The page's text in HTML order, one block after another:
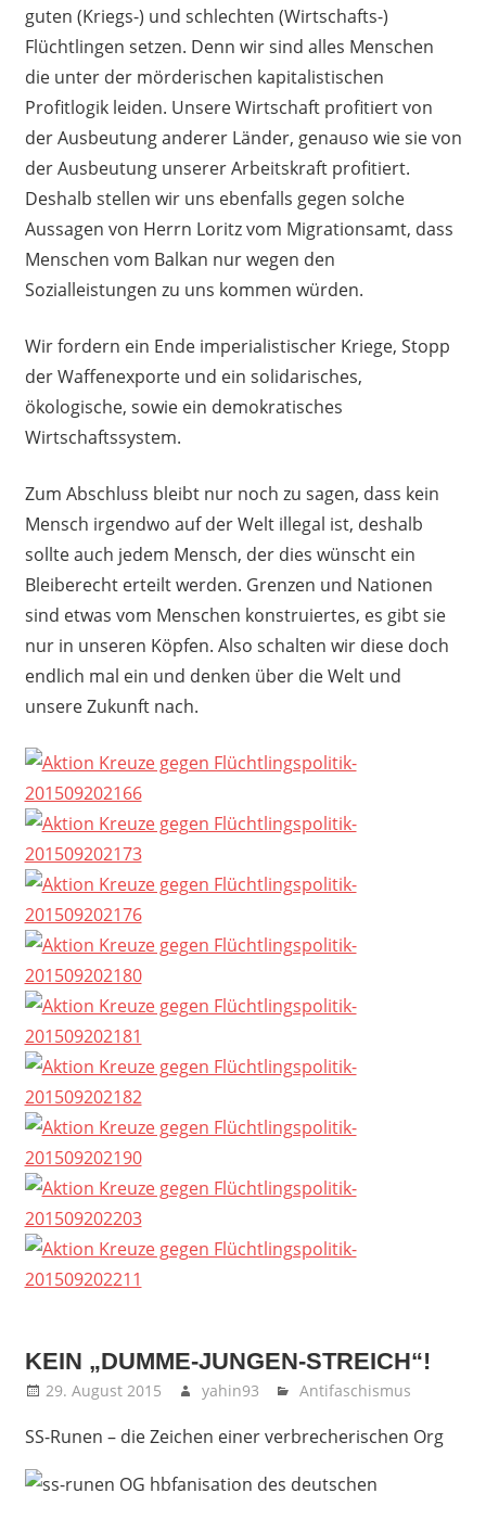
guten (Kriegs-) und schlechten (Wirtschafts-)
Flüchtlingen setzen. Denn wir sind alles Menschen
die unter der mörderischen kapitalistischen
Profitlogik leiden. Unsere Wirtschaft profitiert von
der Ausbeutung anderer Länder, genauso wie sie von
der Ausbeutung unserer Arbeitskraft profitiert.
Deshalb stellen wir uns ebenfalls gegen solche
Aussagen von Herrn Loritz vom Migrationsamt, dass
Menschen vom Balkan nur wegen den
Sozialleistungen zu uns kommen würden.
Wir fordern ein Ende imperialistischer Kriege, Stopp
der Waffenexporte und ein solidarisches,
ökologische, sowie ein demokratisches
Wirtschaftssystem.
Zum Abschluss bleibt nur noch zu sagen, dass kein
Mensch irgendwo auf der Welt illegal ist, deshalb
sollte auch jedem Mensch, der dies wünscht ein
Bleiberecht erteilt werden. Grenzen und Nationen
sind etwas vom Menschen konstruiertes, es gibt sie
nur in unseren Köpfen. Also schalten wir diese doch
endlich mal ein und denken über die Welt und
unsere Zukunft nach.
KEIN „DUMME-JUNGEN-STREICH“!
29. August 2015 yahin93 Antifaschismus
SS-Runen – die Zeichen einer verbrecherischen Org
anisation des deutschen